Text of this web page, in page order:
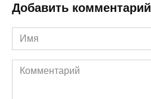
Добавить комментарий
Имя
Комментарий